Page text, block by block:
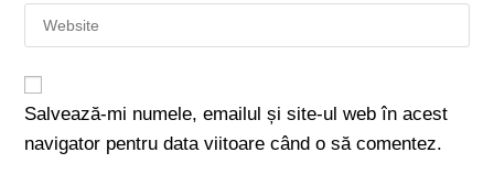
Salvează-mi numele, emailul și site-ul web în acest
navigator pentru data viitoare când o să comentez.